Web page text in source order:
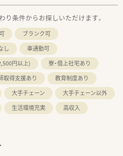
条件からお探しいただけます。
ブランク可
し
車通勤可
円以上)
寮・借上社宅あり
取得支援あり
教育制度あり
大手チェーン
大手チェーン以外
生活環境充実
高収入